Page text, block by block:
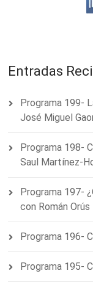
Entradas
Programa 199-
José Miguel
Programa 198-
Saul Martínez-
Programa 197-
con Román Orús
Programa 196-
Programa 195-